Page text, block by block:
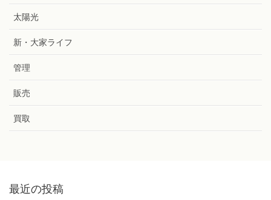
太陽光
新・大家ライフ
管理
販売
買取
最近の投稿